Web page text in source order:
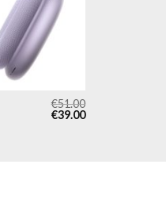
€51.00
€39.00